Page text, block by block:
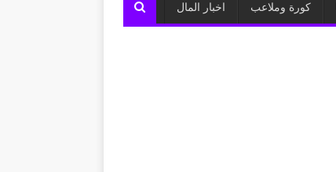
كورة وملاعب اخبار المال